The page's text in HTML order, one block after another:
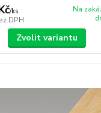
/ks
DPH
Na
Zvolit variantu